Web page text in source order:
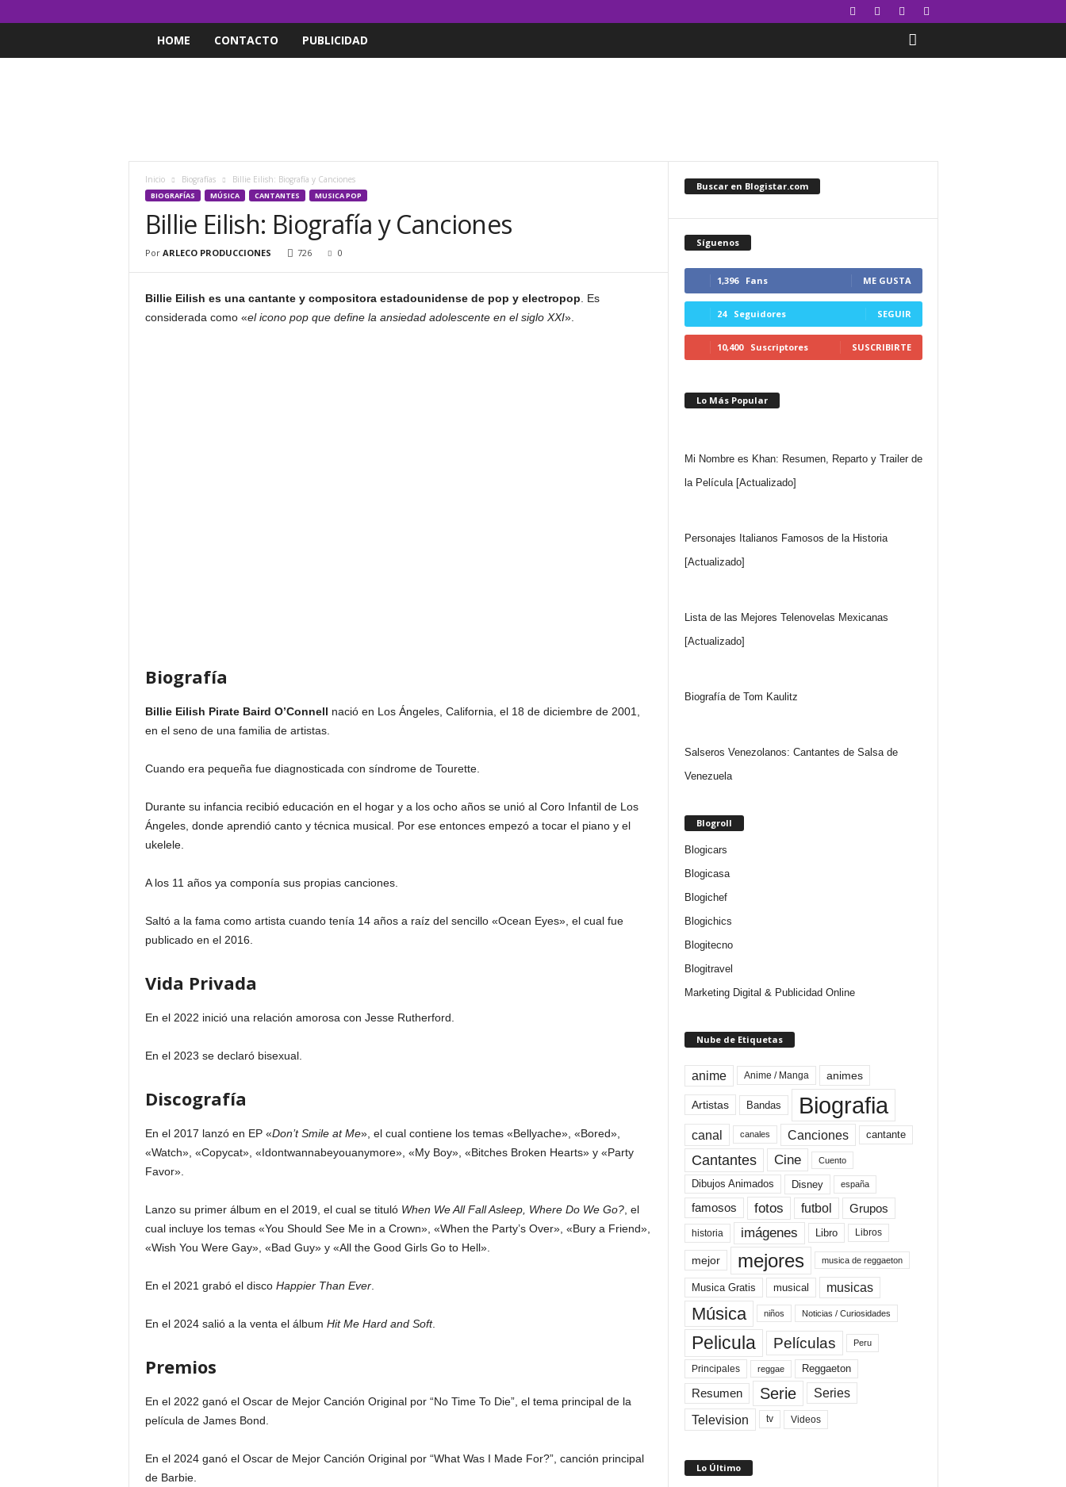
HOME CONTACTO PUBLICIDAD
Inicio Biografías Billie Eilish: Biografía y Canciones
BIOGRAFÍAS MÚSICA CANTANTES MUSICA POP
Billie Eilish: Biografía y Canciones
Por ARLECO PRODUCCIONES 726 0
Billie Eilish es una cantante y compositora estadounidense de pop y electropop . Es
considerada como «el icono pop que define la ansiedad adolescente en el siglo XXI».
Biografía
Billie Eilish Pirate Baird O’Connell nació en Los Ángeles, California, el 18 de diciembre de 2001,
en el seno de una familia de artistas.
Cuando era pequeña fue diagnosticada con síndrome de Tourette.
Durante su infancia recibió educación en el hogar y a los ocho años se unió al Coro Infantil de Los
Ángeles, donde aprendió canto y técnica musical. Por ese entonces empezó a tocar el piano y el
ukelele.
A los 11 años ya componía sus propias canciones.
Saltó a la fama como artista cuando tenía 14 años a raíz del sencillo «Ocean Eyes», el cual fue
publicado en el 2016.
Vida Privada
En el 2022 inició una relación amorosa con Jesse Rutherford.
En el 2023 se declaró bisexual.
Discografía
En el 2017 lanzó en EP «Don’t Smile at Me», el cual contiene los temas «Bellyache», «Bored»,
«Watch», «Copycat», «Idontwannabeyouanymore», «My Boy», «Bitches Broken Hearts» y «Party
Favor».
Lanzo su primer álbum en el 2019, el cual se tituló When We All Fall Asleep, Where Do We Go?, el
cual incluye los temas «You Should See Me in a Crown», «When the Party’s Over», «Bury a Friend»,
«Wish You Were Gay», «Bad Guy» y «All the Good Girls Go to Hell».
En el 2021 grabó el disco Happier Than Ever.
En el 2024 salió a la venta el álbum Hit Me Hard and Soft.
Premios
En el 2022 ganó el Oscar de Mejor Canción Original por “No Time To Die”, el tema principal de la
película de James Bond.
En el 2024 ganó el Oscar de Mejor Canción Original por “What Was I Made For?”, canción principal
de Barbie.
Buscar en Blogistar.com
Síguenos
1,396 Fans ME GUSTA
24 Seguidores SEGUIR
10,400 Suscriptores SUSCRIBIRTE
Lo Más Popular
Mi Nombre es Khan: Resumen, Reparto y Trailer de
la Película [Actualizado]
Personajes Italianos Famosos de la Historia
[Actualizado]
Lista de las Mejores Telenovelas Mexicanas
[Actualizado]
Biografía de Tom Kaulitz
Salseros Venezolanos: Cantantes de Salsa de
Venezuela
Blogroll
Blogicars
Blogicasa
Blogichef
Blogichics
Blogitecno
Blogitravel
Marketing Digital & Publicidad Online
Nube de Etiquetas
anime Anime / Manga animes
Artistas Bandas Biografia
canal canales Canciones cantante
Cantantes Cine Cuento
Dibujos Animados Disney españa
famosos fotos futbol Grupos
historia imágenes Libro Libros
mejor mejores musica de reggaeton
Musica Gratis musical musicas
Música niños Noticias / Curiosidades
Pelicula Películas Peru
Principales reggae Reggaeton
Resumen Serie Series
Television tv Videos
Lo Último